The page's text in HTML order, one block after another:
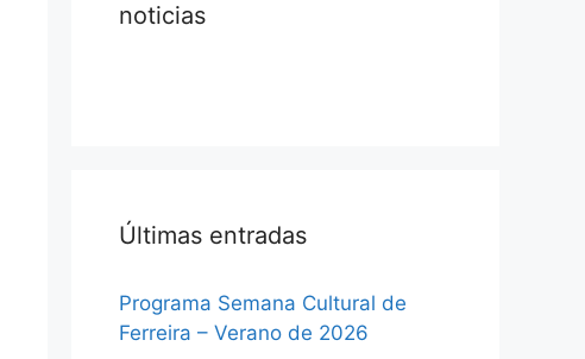
noticias
Últimas entradas
Programa Semana Cultural de
Ferreira – Verano de 2026